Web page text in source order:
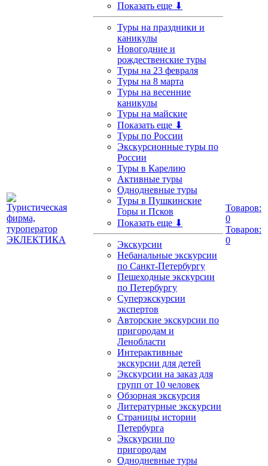
Показать еще ⬇
Туры на праздники и
каникулы
Новогодние и
рождественские туры
Туры на 23 февраля
Туры на 8 марта
Туры на весенние
каникулы
Туры на майские
Показать еще ⬇
Туры по России
Экскурсионные туры по
России
Туры в Карелию
Активные туры
Однодневные туры
Туры в Пушкинские
Горы и Псков
Показать еще ⬇
Экскурсии
Небанальные экскурсии
по Санкт-Петербургу
Пешеходные экскурсии
по Петербургу
Суперэкскурсии
экспертов
Авторские экскурсии по
пригородам и
Ленобласти
Интерактивные
экскурсии для детей
Экскурсии на заказ для
групп от 10 человек
Обзорная экскурсия
Литературные экскурсии
Страницы истории
Петербурга
Экскурсии по
пригородам
Однодневные туры
Товаров:
0
Товаров:
0